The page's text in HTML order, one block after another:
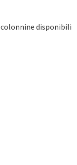
disponibili